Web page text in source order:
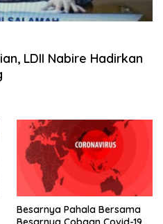
LDII Nabire Hadirkan
Besarnya Pahala Bersama